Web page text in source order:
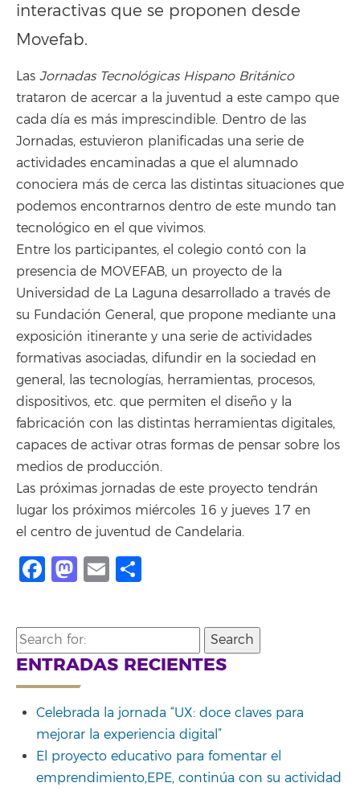
interactivas que se proponen desde
Movefab.
Las Jornadas Tecnológicas Hispano Británico
trataron de acercar a la juventud a este campo que
cada día es más imprescindible. Dentro de las
Jornadas, estuvieron planificadas una serie de
actividades encaminadas a que el alumnado
conociera más de cerca las distintas situaciones que
podemos encontrarnos dentro de este mundo tan
tecnológico en el que vivimos.
Entre los participantes, el colegio contó con la
presencia de MOVEFAB, un proyecto de la
Universidad de La Laguna desarrollado a través de
su Fundación General, que propone mediante una
exposición itinerante y una serie de actividades
formativas asociadas, difundir en la sociedad en
general, las tecnologías, herramientas, procesos,
dispositivos, etc. que permiten el diseño y la
fabricación con las distintas herramientas digitales,
capaces de activar otras formas de pensar sobre los
medios de producción.
Las próximas jornadas de este proyecto tendrán
lugar los próximos miércoles 16 y jueves 17 en
el centro de juventud de Candelaria.
Facebook
Mastodon
Email
Search
for:
ENTRADAS RECIENTES
Celebrada la jornada “UX: doce claves para
mejorar la experiencia digital”
El proyecto educativo para fomentar el
emprendimiento,EPE, continúa con su actividad